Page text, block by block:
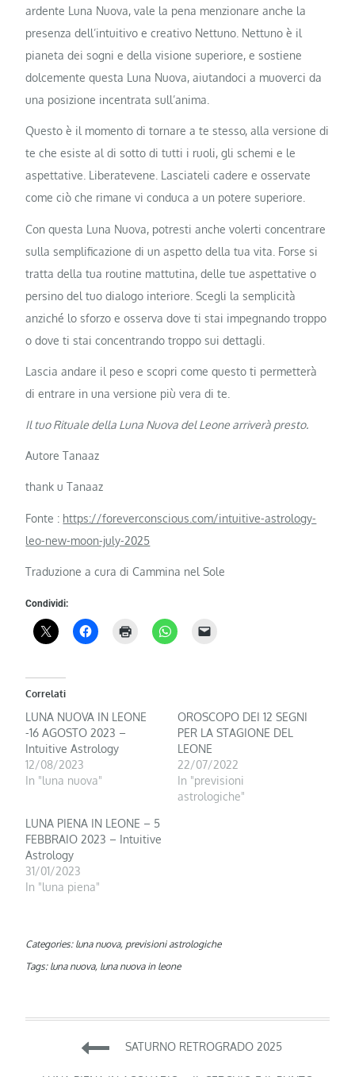
ardente Luna Nuova, vale la pena menzionare anche la
presenza dell’intuitivo e creativo Nettuno. Nettuno è il
pianeta dei sogni e della visione superiore, e sostiene
dolcemente questa Luna Nuova, aiutandoci a muoverci da
una posizione incentrata sull’anima.
Questo è il momento di tornare a te stesso, alla versione di
te che esiste al di sotto di tutti i ruoli, gli schemi e le
aspettative. Liberatevene. Lasciateli cadere e osservate
come ciò che rimane vi conduca a un potere superiore.
Con questa Luna Nuova, potresti anche volerti concentrare
sulla semplificazione di un aspetto della tua vita. Forse si
tratta della tua routine mattutina, delle tue aspettative o
persino del tuo dialogo interiore. Scegli la semplicità
anziché lo sforzo e osserva dove ti stai impegnando troppo
o dove ti stai concentrando troppo sui dettagli.
Lascia andare il peso e scopri come questo ti permetterà
di entrare in una versione più vera di te.
Il tuo Rituale della Luna Nuova del Leone arriverà presto.
Autore Tanaaz
thank u Tanaaz
Fonte : https://foreverconscious.com/intuitive-astrology-
leo-new-moon-july-2025
Traduzione a cura di Cammina nel Sole
Condividi:
Correlati
LUNA NUOVA IN LEONE
-16 AGOSTO 2023 –
Intuitive Astrology
12/08/2023
In "luna nuova"
OROSCOPO DEI 12 SEGNI
PER LA STAGIONE DEL
LEONE
22/07/2022
In "previsioni
astrologiche"
LUNA PIENA IN LEONE – 5
FEBBRAIO 2023 – Intuitive
Astrology
31/01/2023
In "luna piena"
Categories: luna nuova, previsioni astrologiche
Tags: luna nuova, luna nuova in leone
Navigazione
SATURNO RETROGRADO 2025